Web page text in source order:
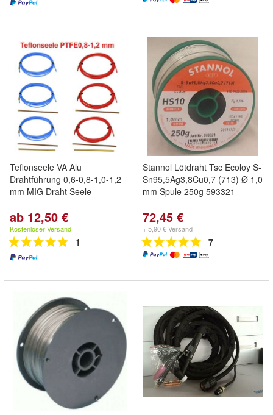
Teflonseele VA Alu
Drahtführung 0,6-0,8-1,0-1,2
mm MIG Draht Seele
ab 12,50 €
Kostenloser Versand
1
Stannol Lötdraht Tsc Ecoloy S-
Sn95,5Ag3,8Cu0,7 (713) Ø 1,0
mm Spule 250g 593321
72,45 €
+ 5,90 € Versand
7